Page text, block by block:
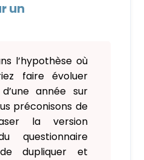
un
l’hypothèse où
faire évoluer
année sur
préconisons de
la version
questionnaire
dupliquer et